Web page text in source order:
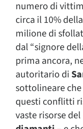
numero di
circa il 10%
milione di
dal “signore
prima ancora,
autoritario di
sottolineare
questi conflitti
vaste risorse